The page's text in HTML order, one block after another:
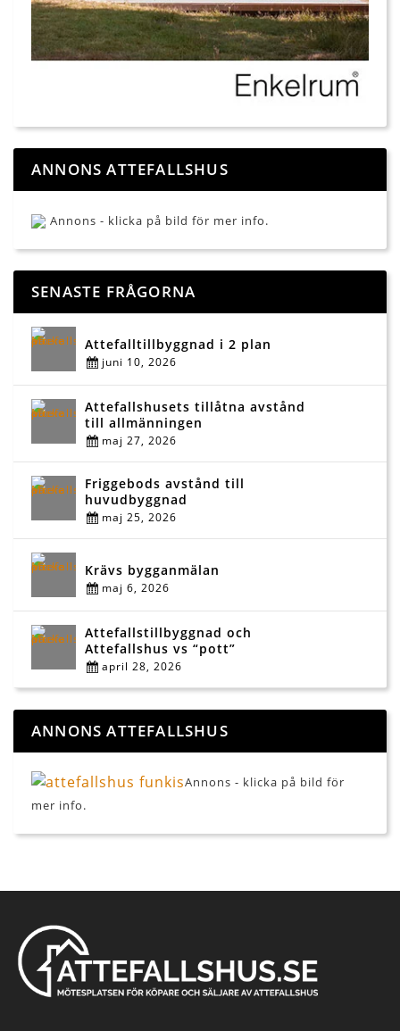
ANNONS ATTEFALLSHUS
Annons - klicka på bild för mer info.
SENASTE FRÅGORNA
Attefalltillbyggnad i 2 plan
juni 10, 2026
Attefallshusets tillåtna avstånd
till allmänningen
maj 27, 2026
Friggebods avstånd till
huvudbyggnad
maj 25, 2026
Krävs bygganmälan
maj 6, 2026
Attefallstillbyggnad och
Attefallshus vs “pott”
april 28, 2026
ANNONS ATTEFALLSHUS
Annons - klicka på bild för
mer info.